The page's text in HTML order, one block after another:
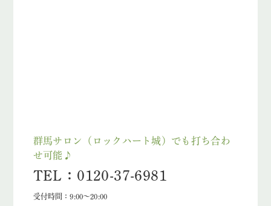
群馬サロン（ロックハート城）でも打ち合わ
せ可能♪
TEL：0120-37-6981
受付時間：9:00～20:00